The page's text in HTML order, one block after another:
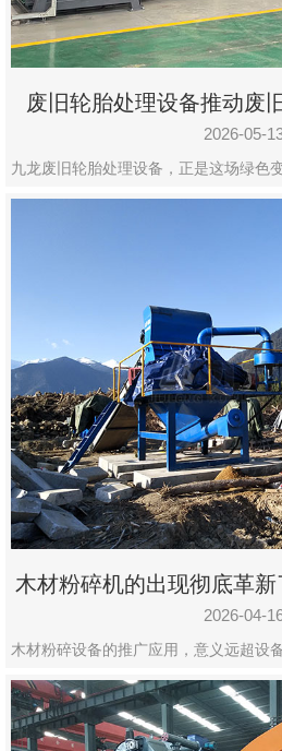
废旧轮胎处理设备推动废
2026-05-
九龙废旧轮胎处理设备，正是这场绿色
木材粉碎机的出现彻底革
式
2026-04-
木材粉碎设备的推广应用，意义远超设